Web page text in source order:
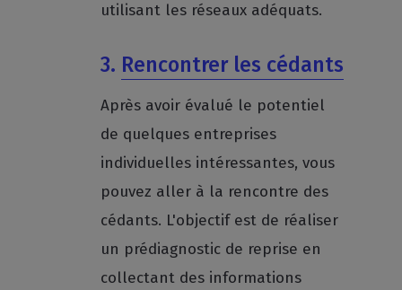
utilisant les réseaux adéquats.
3. Rencontrer les cédants
Après avoir évalué le potentiel
de quelques entreprises
individuelles intéressantes, vous
pouvez aller à la rencontre des
cédants. L'objectif est de réaliser
un prédiagnostic de reprise en
collectant des informations